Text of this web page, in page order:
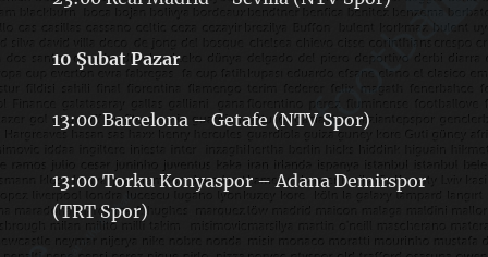
10 Şubat Pazar
13:00 Barcelona – Getafe (NTV Spor)
13:00 Torku Konyaspor – Adana Demirspor
(TRT Spor)